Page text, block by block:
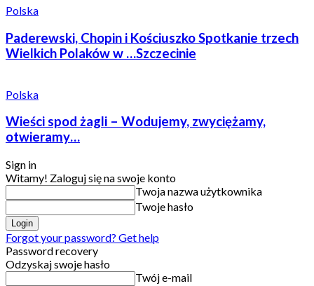
Polska
Paderewski, Chopin i Kościuszko Spotkanie trzech
Wielkich Polaków w …Szczecinie
Polska
Wieści spod żagli – Wodujemy, zwyciężamy,
otwieramy…
Sign in
Witamy! Zaloguj się na swoje konto
Twoja nazwa użytkownika
Twoje hasło
Forgot your password? Get help
Password recovery
Odzyskaj swoje hasło
Twój e-mail